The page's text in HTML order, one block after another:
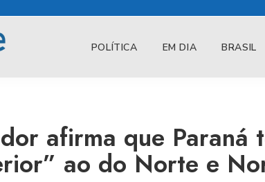
POLÍTICA EM DIA BRASIL
afirma que Paraná
ao do Norte e